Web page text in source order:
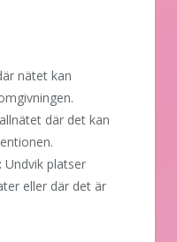
nätet kan
där det kan
Undvik platser
eller där det är